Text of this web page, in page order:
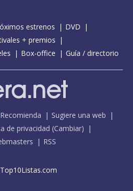
estrenos
DVD
+ premios
Box-office Guía / directorio
Recomienda
Sugiere una web
de privacidad (Cambiar)
RSS
Top10Listas.com